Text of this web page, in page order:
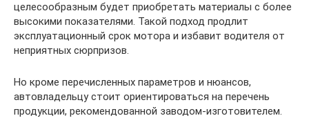
целесообразным будет приобретать материалы с более
высокими показателями. Такой подход продлит
эксплуатационный срок мотора и избавит водителя от
неприятных сюрпризов.
Но кроме перечисленных параметров и нюансов,
автовладельцу стоит ориентироваться на перечень
продукции, рекомендованной заводом-изготовителем.